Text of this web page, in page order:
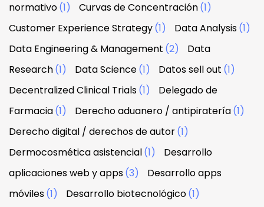
normativo(1) Curvas de Concentración(1)
Customer Experience Strategy(1) Data Analysis(1)
Data Engineering & Management (2)
Data
Research(1) Data Science(1) Datos sell out (1)
Decentralized Clinical Trials(1)
Delegado de
Farmacia(1) Derecho aduanero / antipiratería(1)
Derecho digital / derechos de autor(1)
Dermocosmética asistencial(1)
Desarrollo
aplicaciones web y apps(3)
Desarrollo apps
móviles(1) Desarrollo biotecnológico(1)